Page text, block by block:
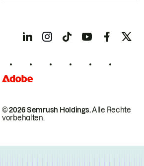
© 2026 Semrush Holdings.Alle Rechte
vorbehalten.